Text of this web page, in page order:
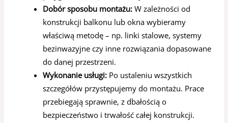
Dobór sposobu montażu: W zależności od
konstrukcji balkonu lub okna wybieramy
właściwą metodę – np. linki stalowe, systemy
bezinwazyjne czy inne rozwiązania dopasowane
do danej przestrzeni.
Wykonanie usługi: Po ustaleniu wszystkich
szczegółów przystępujemy do montażu. Prace
przebiegają sprawnie, z dbałością o
bezpieczeństwo i trwałość całej konstrukcji.